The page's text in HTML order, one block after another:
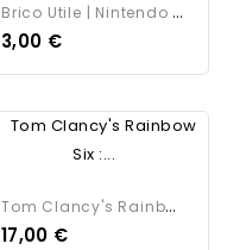
B
Rico Utile | Nintendo DS
3,00 €
T
Om Clancy's Rainbow Six :...
17,00 €